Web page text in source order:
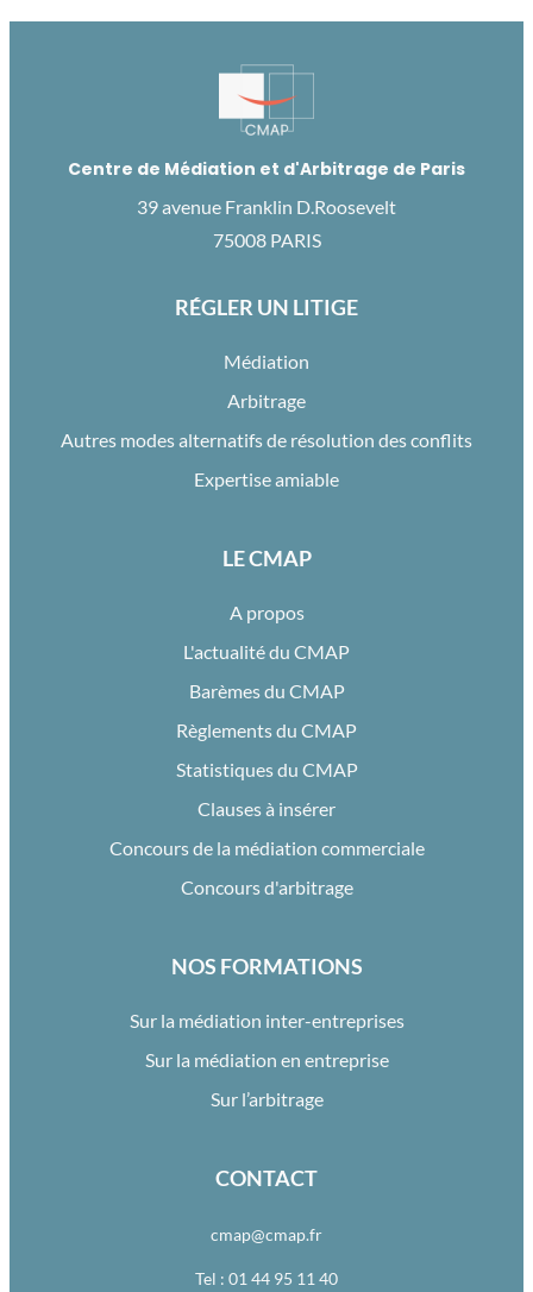
Centre de Médiation et d'Arbitrage de Paris
39 avenue Franklin D.Roosevelt
75008 PARIS
RÉGLER UN LITIGE
Médiation
Arbitrage
Autres modes alternatifs de résolution des conflits
Expertise amiable
LE CMAP
A propos
L'actualité du CMAP
Barèmes du CMAP
Règlements du CMAP
Statistiques du CMAP
Clauses à insérer
Concours de la médiation commerciale
Concours d'arbitrage
NOS FORMATIONS
Sur la médiation inter-entreprises
Sur la médiation en entreprise
Sur l’arbitrage
CONTACT
cmap@cmap.fr
Tel : 01 44 95 11 40